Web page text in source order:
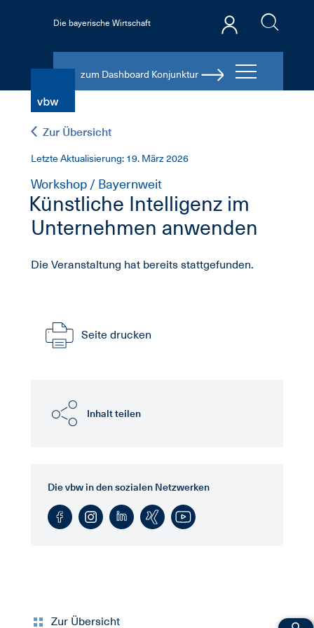
Die bayerische Wirtschaft
zum Dashboard Konjunktur
Zur Übersicht
Letzte Aktualisierung: 19. März 2026
Workshop / Bayernweit
Künstliche Intelligenz im
Unternehmen anwenden
Die Veranstaltung hat bereits stattgefunden.
Seite drucken
Inhalt teilen
Die vbw in den sozialen Netzwerken
Zur Übersicht